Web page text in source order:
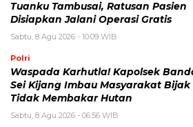
Tuanku Tambusai, Ratusan Pasien
Disiapkan Jalani Operasi Gratis
Sabtu, 8 Agu 2026 - 10:09 WIB
Polri
Waspada Karhutla! Kapolsek
Sei Kijang Imbau Masyarakat Bijak
Tidak Membakar Hutan
Sabtu, 8 Agu 2026 - 06:56 WIB